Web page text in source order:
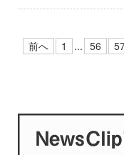
前へ 1 ... 56